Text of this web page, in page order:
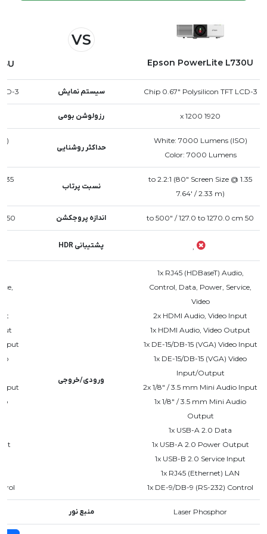
Epson PowerLite L730U
VS
3-Chip 0.67" Polysilicon TFT LCD سیستم نمایش 3-Chip 0.67" Polysilicon TFT LCD
1920 x 1200 رزولوشن بومی
White: 7000 Lumens (ISO)
Color: 7000 Lumens
حداکثر روشنایی
1.35 to 2.2:1 (80" Screen Size @
7.64' / 2.33 m)
نسبت پرتاب
50 to 500" / 127.0 to 1270.0 cm اندازه پروجکشن 50 to 500" / 127.0 to 1270.0 cm
, پشتیبانی HDR
1x RJ45 (HDBaseT) Audio,
Control, Data, Power, Service,
Video
2x HDMI Audio, Video Input
1x HDMI Audio, Video Output
1x DE-15/DB-15 (VGA) Video Input
1x DE-15/DB-15 (VGA) Video
Input/Output
2x 1/8" / 3.5 mm Mini Audio Input
1x 1/8" / 3.5 mm Mini Audio
Output
1x USB-A 2.0 Data
1x USB-A 2.0 Power Output
1x USB-B 2.0 Service Input
1x RJ45 (Ethernet) LAN
1x DE-9/DB-9 (RS-232) Control
ورودی/خروجی
Input
Laser Phosphor منبع نور